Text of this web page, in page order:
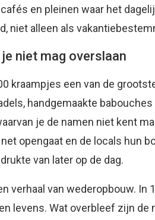
en pleinen waar het
niet alleen als
niet mag overslaan
kraampjes een van de
handgemaakte
je de namen niet kent
opengaat en de locals hun
van later op de dag.
verhaal van wederopbouw. In
levens. Wat overbleef zijn de